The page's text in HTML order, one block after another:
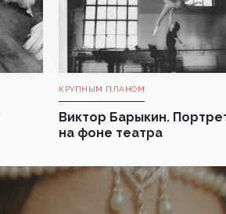
КРУПНЫМ ПЛАНОМ
Виктор Барыкин.
на фоне театра